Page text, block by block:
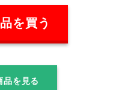
を買う
品を見る